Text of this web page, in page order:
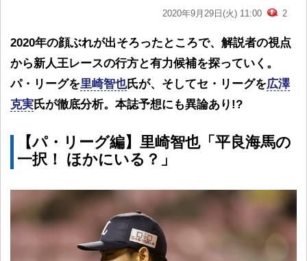
2020年9月29日(火) 11:00 2
2020年の顔ぶれが出そろったところで、解説者の視点
から新人王レースの行方と有力候補を探っていく。
パ・リーグを里崎智也氏が、そしてセ・リーグを広澤
克実氏が徹底分析。本誌予想にも異論あり!?
【パ・リーグ編】里崎智也「平良海馬の
一択！ ほかにいる？」